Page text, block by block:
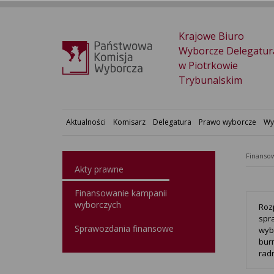
Krajowe Biuro
Wyborcze
w Piotrkowie
Trybunalskim
Aktualności Komisarz Delegatura Prawo wyborcze
Akty prawne
Finansowanie kampanii
wyborczych
Sprawozdania finansowe